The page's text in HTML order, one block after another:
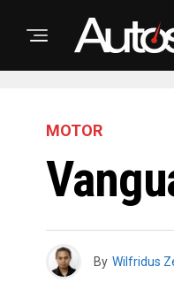
MOTOR
By Wilfridus